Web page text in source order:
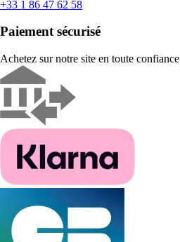
+33 1 86 47 62 58
Paiement sécurisé
Achetez sur notre site en toute confiance